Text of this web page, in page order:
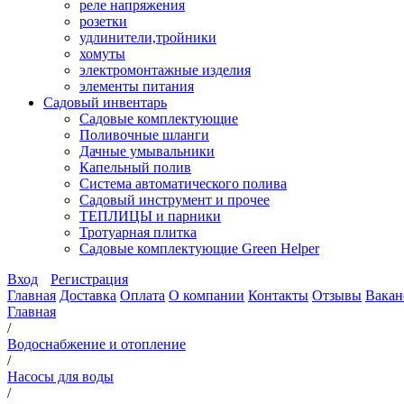
реле напряжения
розетки
удлинители,тройники
хомуты
электромонтажные изделия
элементы питания
Садовый инвентарь
Садовые комплектующие
Поливочные шланги
Дачные умывальники
Капельный полив
Система автоматического полива
Садовый инструмент и прочее
ТЕПЛИЦЫ и парники
Тротуарная плитка
Садовые комплектующие Green Helper
Вход
Регистрация
Главная Доставка Оплата О компании Контакты Отзывы
Главная
/
Водоснабжение и отопление
/
Насосы для воды
/